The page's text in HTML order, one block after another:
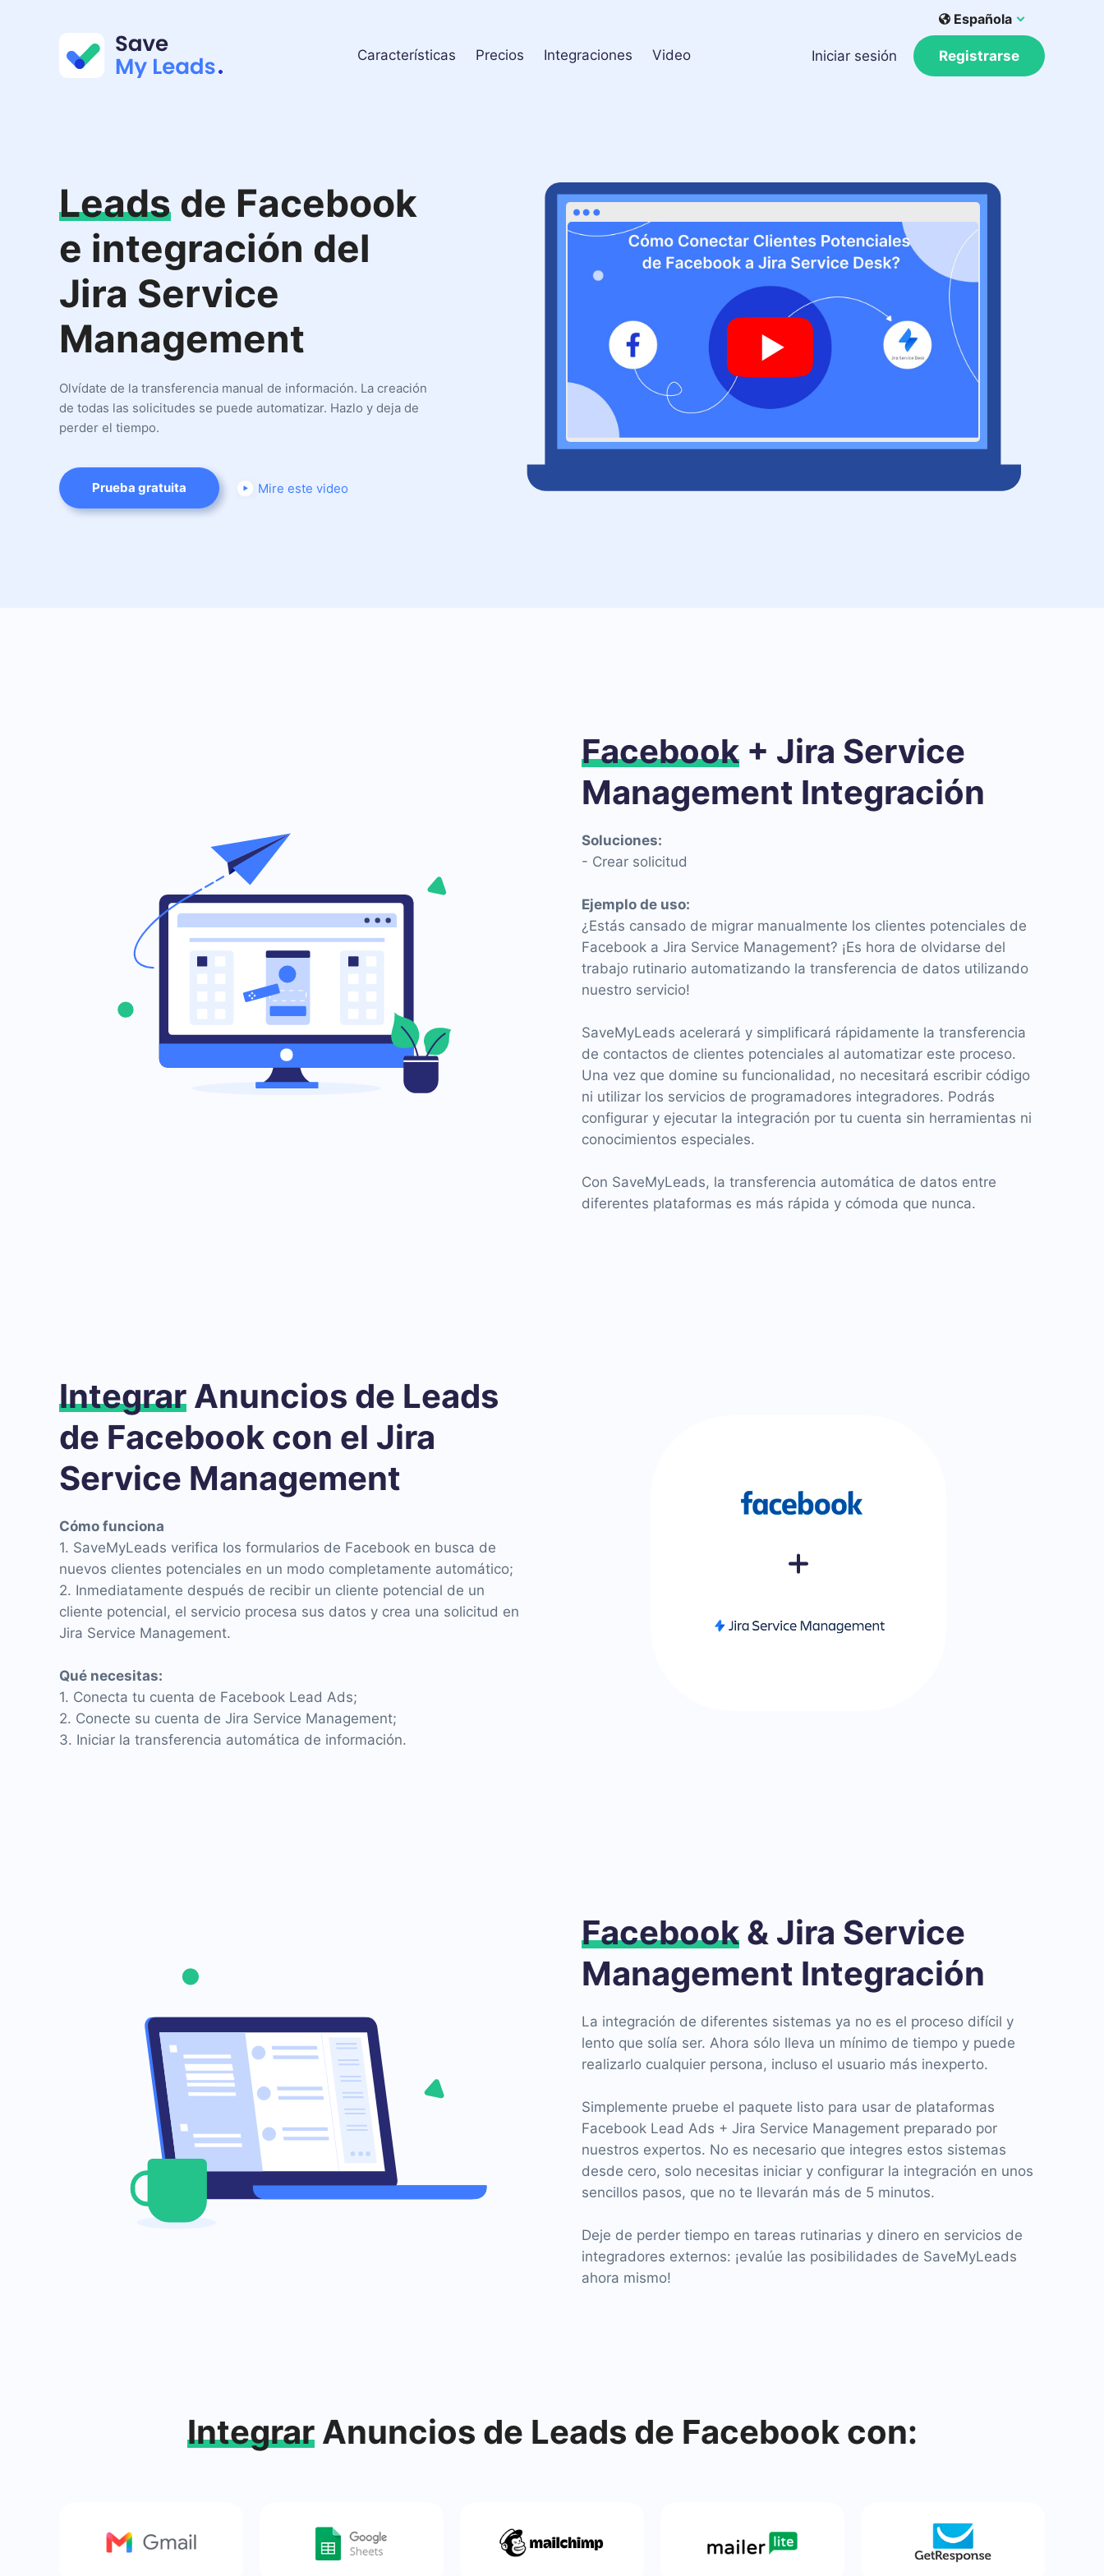
Características Precios Integraciones Video
Española
Iniciar sesión Registrarse
Leads de Facebook
e integración del
Jira Service
Management
Olvídate de la transferencia manual de información. La creación
de todas las solicitudes se puede automatizar. Hazlo y deja de
perder el tiempo.
Prueba gratuita Mire este video
Facebook + Jira Service
Management Integración
Soluciones:
- Crear solicitud
Ejemplo de uso:
¿Estás cansado de migrar manualmente los clientes potenciales de
Facebook a Jira Service Management? ¡Es hora de olvidarse del
trabajo rutinario automatizando la transferencia de datos utilizando
nuestro servicio!
SaveMyLeads acelerará y simplificará rápidamente la transferencia
de contactos de clientes potenciales al automatizar este proceso.
Una vez que domine su funcionalidad, no necesitará escribir código
ni utilizar los servicios de programadores integradores. Podrás
configurar y ejecutar la integración por tu cuenta sin herramientas ni
conocimientos especiales.
Con SaveMyLeads, la transferencia automática de datos entre
diferentes plataformas es más rápida y cómoda que nunca.
Integrar Anuncios de Leads
de Facebook con el Jira
Service Management
Cómo funciona
1. SaveMyLeads verifica los formularios de Facebook en busca de
nuevos clientes potenciales en un modo completamente automático;
2. Inmediatamente después de recibir un cliente potencial de un
cliente potencial, el servicio procesa sus datos y crea una solicitud en
Jira Service Management.
Qué necesitas:
1. Conecta tu cuenta de Facebook Lead Ads;
2. Conecte su cuenta de Jira Service Management;
3. Iniciar la transferencia automática de información.
Facebook & Jira Service
Management Integración
La integración de diferentes sistemas ya no es el proceso difícil y
lento que solía ser. Ahora sólo lleva un mínimo de tiempo y puede
realizarlo cualquier persona, incluso el usuario más inexperto.
Simplemente pruebe el paquete listo para usar de plataformas
Facebook Lead Ads + Jira Service Management preparado por
nuestros expertos. No es necesario que integres estos sistemas
desde cero, solo necesitas iniciar y configurar la integración en unos
sencillos pasos, que no te llevarán más de 5 minutos.
Deje de perder tiempo en tareas rutinarias y dinero en servicios de
integradores externos: ¡evalúe las posibilidades de SaveMyLeads
ahora mismo!
IntegrarAnuncios de Leads de Facebook con: